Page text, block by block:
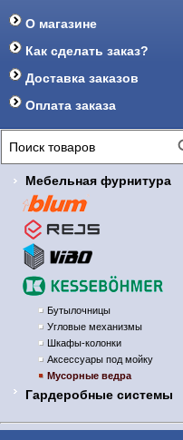
О магазине
Как сделать заказ?
Доставка заказов
Оплата заказа
Мебельная фурнитура
Бутылочницы
Угловые механизмы
Шкафы-колонки
Аксессуары под мойку
Мусорные ведра
Гардеробные системы